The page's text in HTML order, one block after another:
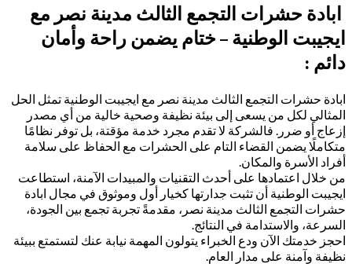
ابادة حشرات التجمع الثالث مدينة نصر مع
ايجيبت الوطنية – ختام يضمن راحة وأمان
دائم :
ابادة حشرات التجمع الثالث مدينة نصر مع ايجيبت الوطنية تمثل الحل
المثالي لكل من يسعى إلى بيئة نظيفة وصحية خالية من أي مصدر
إزعاج أو ضرر. فالشركة لا تقدم مجرد خدمة مؤقتة، بل توفر نظامًا
متكاملًا يضمن القضاء التام على الحشرات مع الحفاظ على سلامة
أفراد الأسرة والمكان.
من خلال اعتمادها على أحدث التقنيات والمبيدات الآمنة، استطاعت
ايجيبت الوطنية أن تثبت جدارتها كخيار أول وموثوق في مجال ابادة
حشرات التجمع الثالث مدينة نصر، مقدمةً تجربة تجمع بين الجودة،
السرعة، والاستدامة في النتائج.
احجز خدمتك الآن ودع الخبراء يتولون المهمة نيابة عنك لتستمتع ببيئة
نظيفة وآمنة على مدار العام.